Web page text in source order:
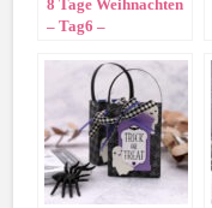
8 Tage Weihnachten
– Tag6 –